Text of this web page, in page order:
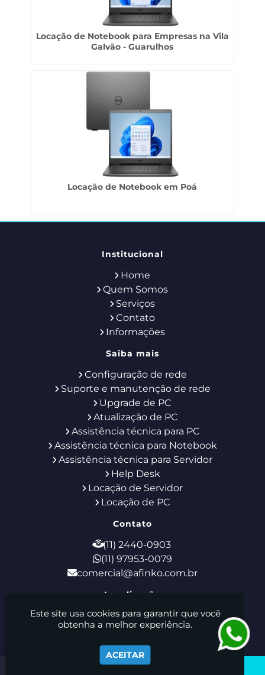
Locação de Notebook para Empresas na Vila
Galvão - Guarulhos
Locação de Notebook em Poá
Institucional
Home
Quem Somos
Serviços
Contato
Informações
Saiba mais
Configuração de rede
Suporte e manutenção de rede
Upgrade de PC
Atualização de PC
Assistência técnica para PC
Assistência técnica para Notebook
Assistência técnica para Servidor
Help Desk
Locação de Servidor
Locação de PC
Contato
(11) 2440-0903
(11) 97953-0079
comercial@afinko.com.br
Localização
Rua Godofredo Furtado, 28 - Tucuruvi - São
Paulo / SP - CEP: 02308-110
Afinko Locação E Manutenção De Equipamentos De
Informática Ltda - Suporte de TI - Locação de Notebooks
Este site usa cookies para garantir que você
obtenha a melhor experiência.
ACEITAR